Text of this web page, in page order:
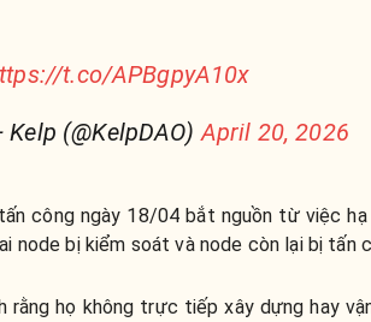
t.co/APBgpyA10x
Kelp (@KelpDAO) April 20, 2026
công ngày 18/04 bắt nguồn từ việc
node bị kiểm soát và node còn lại bị tấn
rằng họ không trực tiếp xây dựng hay